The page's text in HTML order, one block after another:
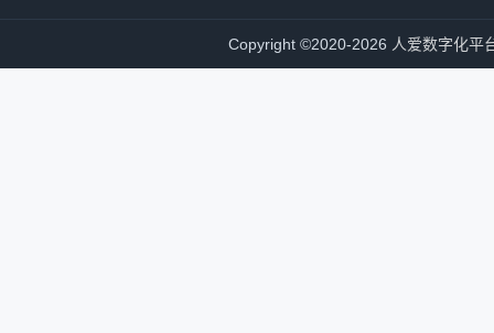
Copyright ©2020-2026 人爱数字化平